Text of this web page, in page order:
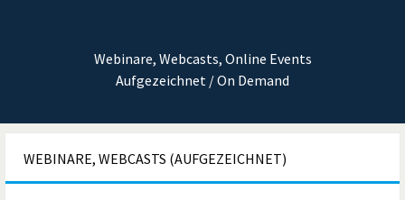
Webinare, Webcasts, Online Events
Aufgezeichnet / On Demand
WEBINARE, WEBCASTS (AUFGEZEICHNET)